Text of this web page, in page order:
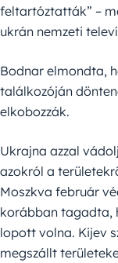
feltartóztatták” –
ukrán nemzeti
Bodnar elmondta,
találkozóján
elkobozzák.
Ukrajna azzal
azokról a
Moszkva február
korábban tagadta,
lopott volna. Kijev
megszállt